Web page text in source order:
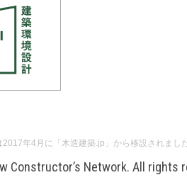
2017年4月に「木造建築.jp」から移設されまし
Constructor’s Network. All rights